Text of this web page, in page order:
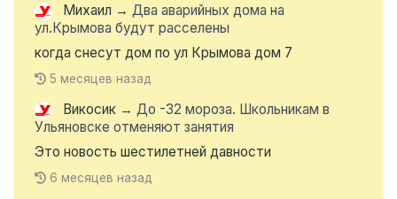
Михаил → Два аварийных дома на
ул.Крымова будут расселены
когда снесут дом по ул Крымова дом 7
5 месяцев назад
Викосик → До -32 мороза. Школьникам в
Ульяновске отменяют занятия
Это новость шестилетней давности
6 месяцев назад